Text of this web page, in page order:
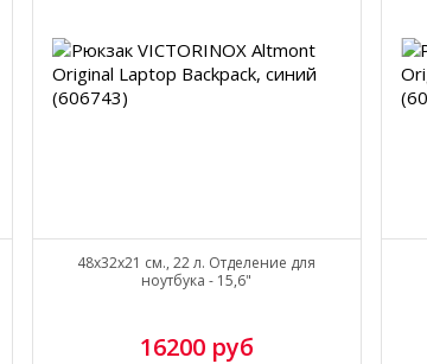
48x32x21 см., 22 л. Отделение для
ноутбука - 15,6"
16200 руб